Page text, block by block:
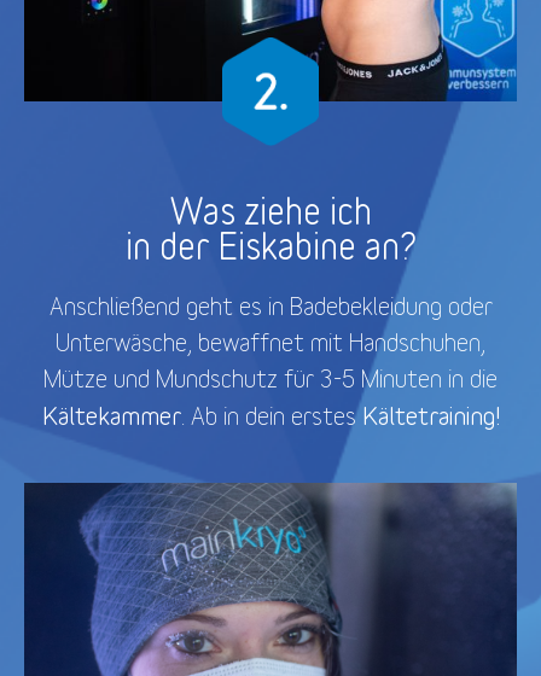
Was ziehe ich
in der Eiskabine an?
Anschließend geht es in Badebekleidung oder
Unterwäsche, bewaffnet mit Handschuhen,
Mütze und Mundschutz für 3-5 Minuten in die
Kältekammer. Ab in dein erstesKältetraining!